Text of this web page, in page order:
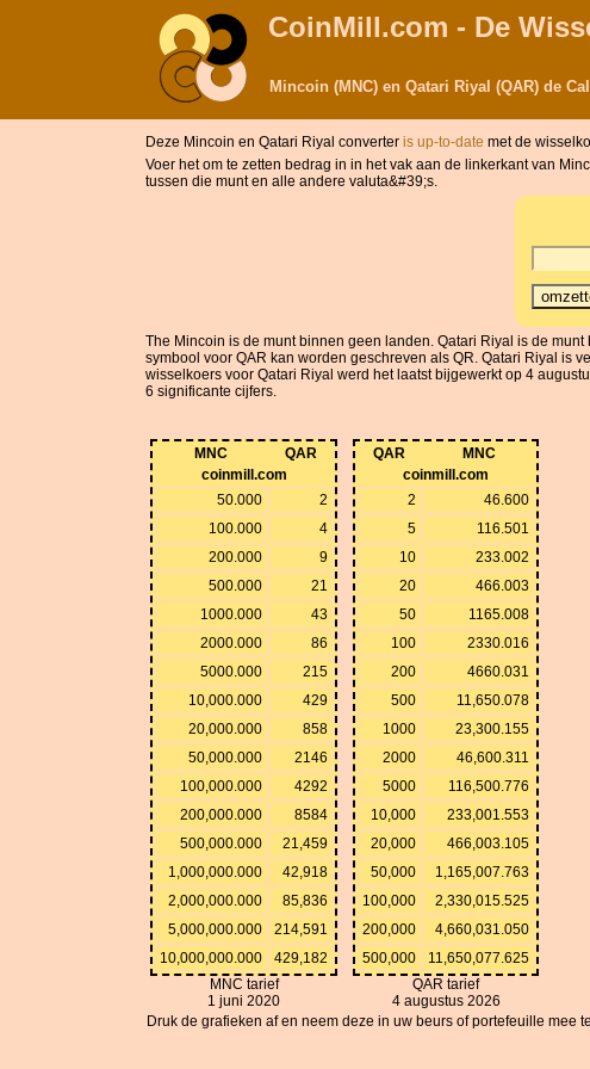
CoinMill.com - De
Mincoin (MNC) en Qatari Riyal (QAR) de
Deze Mincoin en Qatari Riyal converter is up-to-date met de
Voer het om te zetten bedrag in in het vak aan de linkerkant van
tussen die munt en alle andere valuta&#39;s.
The Mincoin is de munt binnen geen landen. Qatari Riyal is de
symbool voor QAR kan worden geschreven als QR. Qatari Riyal is
wisselkoers voor Qatari Riyal werd het laatst bijgewerkt op 4
6 significante cijfers.
MNC
QAR
coinmill.com
50.000
2
100.000
4
200.000
9
500.000
21
1000.000
43
2000.000
86
5000.000
215
10,000.000
429
20,000.000
858
50,000.000
2146
100,000.000
4292
200,000.000
8584
500,000.000
21,459
1,000,000.000
42,918
2,000,000.000
85,836
5,000,000.000
214,591
10,000,000.000
429,182
MNC tarief
1 juni 2020
QAR
MNC
coinmill.com
2
46.600
5
116.501
10
233.002
20
466.003
50
1165.008
100
2330.016
200
4660.031
500
11,650.078
1000
23,300.155
2000
46,600.311
5000
116,500.776
10,000
233,001.553
20,000
466,003.105
50,000
1,165,007.763
100,000
2,330,015.525
200,000
4,660,031.050
500,000
11,650,077.625
QAR tarief
4 augustus 2026
Druk de grafieken af en neem deze in uw beurs of portefeuille mee